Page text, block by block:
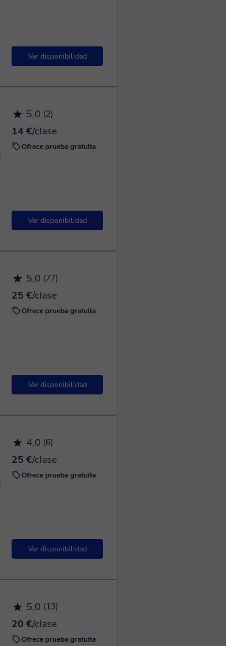
Ver disponibilidad
5,0 (2)
14 €/clase
Ofrece prueba gratuita
Ver disponibilidad
5,0 (77)
25 €/clase
Ofrece prueba gratuita
Ver disponibilidad
4,0 (6)
25 €/clase
Ofrece prueba gratuita
Ver disponibilidad
5,0 (13)
20 €/clase
Ofrece prueba gratuita